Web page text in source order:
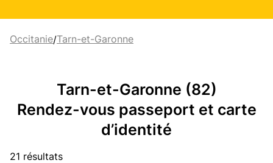
Occitanie/Tarn-et-Garonne
Tarn-et-Garonne (82)
Rendez-vous passeport et carte
d’identité
21 résultats